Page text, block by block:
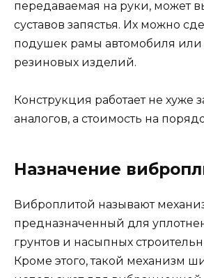
передаваемая на руки, может
суставов запястья. Их можно
подушек рамы автомобиля
резиновых изделий.
Конструкция работает не хуже
аналогов, а стоимость на
Назначение
Виброплитой называют
предназначенный для
грунтов и насыпных
Кроме этого, такой механизм